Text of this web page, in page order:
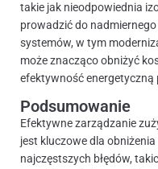
takie jak nieodpowiednia
prowadzić do
systemów, w tym
może znacząco obniżyć
efektywność energetyczną
Podsumowanie
Efektywne zarządzanie
jest kluczowe dla
najczęstszych błędów,